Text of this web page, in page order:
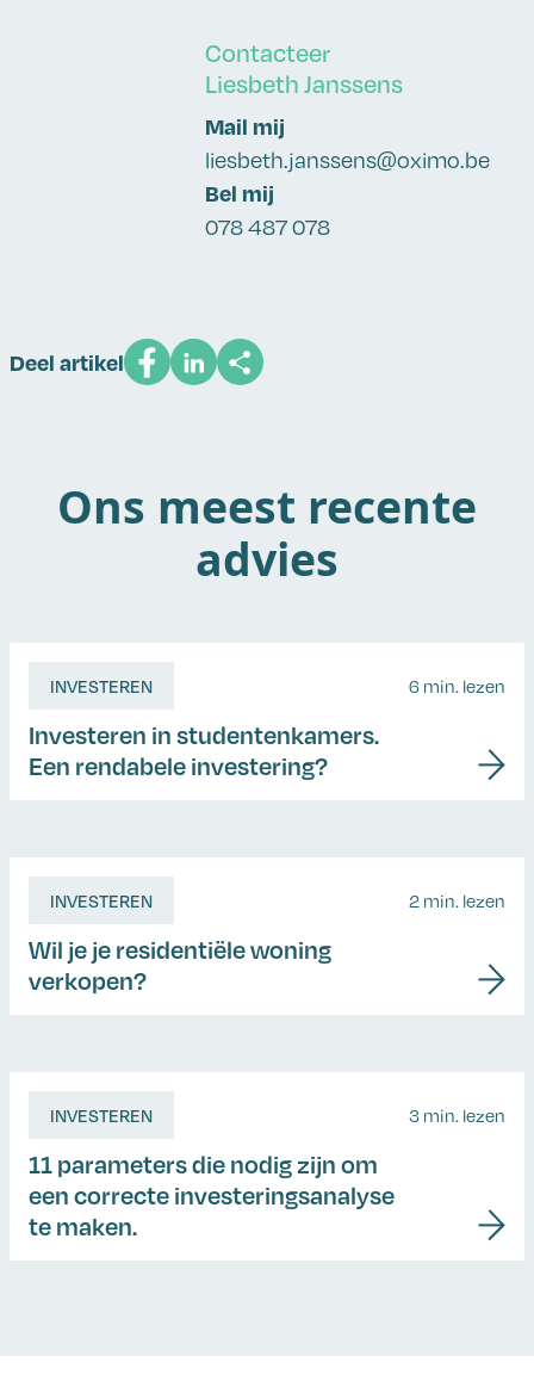
Contacteer
Liesbeth Janssens
Mail mij
liesbeth.janssens@oximo.be
Bel mij
078 487 078
Deel artikel
Ons meest recente
advies
INVESTEREN 6 min. lezen
Investeren in studentenkamers.
Een rendabele investering?
INVESTEREN 2 min. lezen
Wil je je residentiële woning
verkopen?
INVESTEREN 3 min. lezen
11 parameters die nodig zijn om
een correcte investeringsanalyse
te maken.